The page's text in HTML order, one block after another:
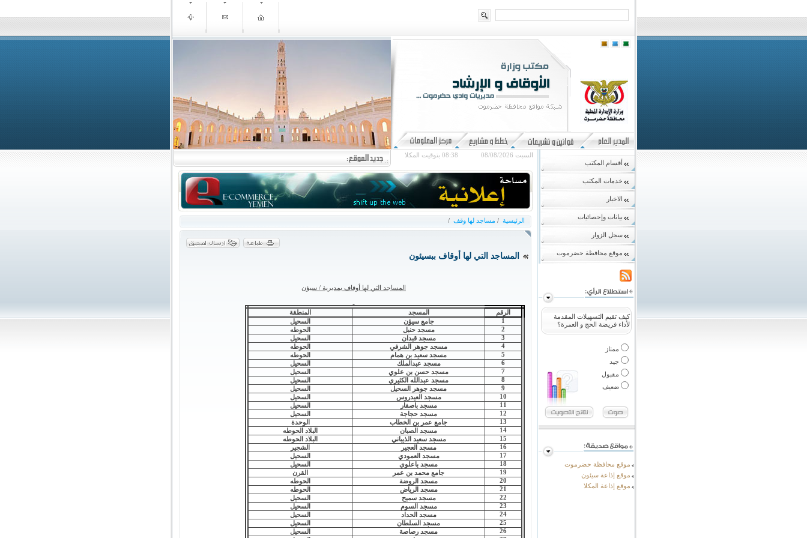
السبت 08/08/2026 08:38 بتوقيت المكلا
أقسام المكتب
خدمات المكتب
الاخبار
بيانات وإحصائيات
سجل الزوار
موقع محافظة حضرموت
كيف تقيم التسهيلات المقدمة
لأداء فريضة الحج و العمرة؟
ممتاز
جيد
مقبول
ضعيف
موقع محافظة حضرموت
موقع إذاعة سيئون
موقع إذاعة المكلا
الرئيسية / مساجد لها وقف /
المساجد التي لها أوقاف ببسيئون
المساجد التي لها أوقاف بمديرية / سيؤن
الرقم المسجد
المنطقة
1
جامع سيؤن
السحيل
2
مسجد حنبل
الحوطه
3
مسجد قبدان
السحيل
4
مسجد جوهر الشرفي
الحوطه
5
مسجد سعيد بن همام
الحوطه
6
مسجد عبدالملك
السحيل
7
مسجد حسن بن علوي
السحيل
8
مسجد عبدالله الكثيري
السحيل
9
مسجد جوهر السحيل
السحيل
10
مسجد العيدروس
السحيل
11
مسجد باصفار
السحيل
12
مسجد حجاجة
السحيل
13
جامع عمر بن الخطاب
الوحدة
14
مسجد الصبان
البلاد الحوطه
15
مسجد سعيد الذيباني
البلاد الحوطه
16
مسجد العجير
الشجير
17
مسجد العمودي
السحيل
18
مسجد باعلوي
السحيل
19
جامع محمد بن عمر
القرن
20
مسجد الروضة
الحوطه
21
مسجد الرياض
الحوطه
22
مسجد سميح
السحيل
23
مسجد السوم
السحيل
24
مسجد الحداد
السحيل
25
مسجد السلطان
السحيل
26
مسجد رصاصة
السحيل